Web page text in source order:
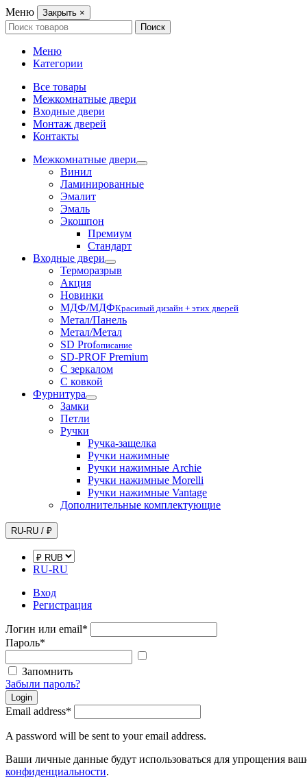
Меню Закрыть ×
Search
for:
Поиск
Меню
Категории
Все товары
Межкомнатные двери
Входные двери
Монтаж дверей
Контакты
Межкомнатные двери
Винил
Ламинированные
Эмалит
Эмаль
Экошпон
Премиум
Стандарт
Входные двери
Терморазрыв
Акция
Новинки
МДФ/МДФКрасивый дизайн + этих дверей
Метал/Панель
Метал/Метал
SD Profописание
SD-PROF Premium
С зеркалом
С ковкой
Фурнитура
Замки
Петли
Ручки
Ручка-защелка
Ручки нажимные
Ручки нажимные Archie
Ручки нажимные Morelli
Ручки нажимные Vantage
Дополнительные комплектующие
RU-RU / ₽
RU-RU
Вход
Регистрация
Логин или email*
Пароль*
Запомнить
Забыли пароль?
Login
Email address*
A password will be sent to your email address.
Ваши личные данные будут использоваться для упрощения
конфиденциальности.